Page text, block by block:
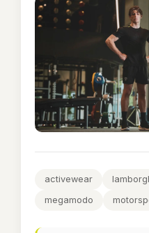
activewear
megamodo